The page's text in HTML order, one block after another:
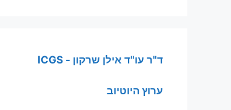
ד"ר עו"ד אילן שרקון - ICGS
ערוץ היוטיוב